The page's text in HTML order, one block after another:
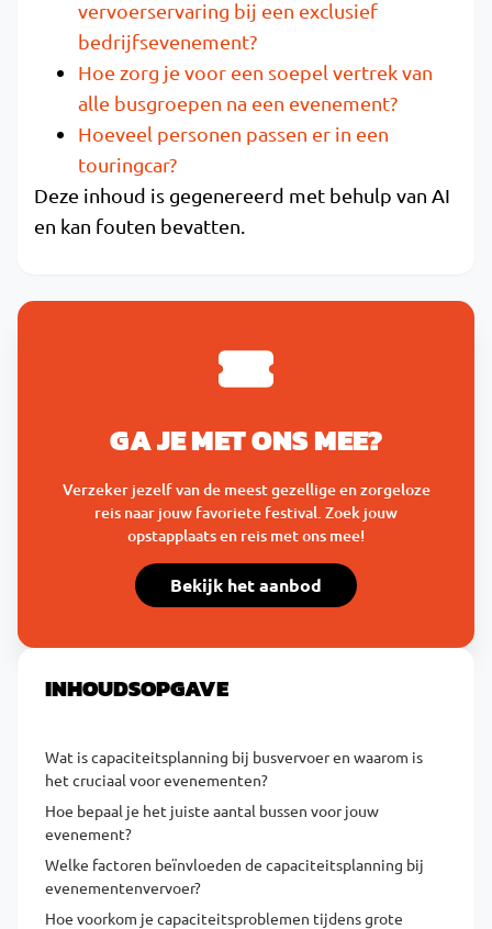
GA JE MET ONS MEE?
Verzeker jezelf van de meest gezellige en zorgeloze
reis naar jouw favoriete festival. Zoek jouw
opstapplaats en reis met ons mee!
Bekijk het aanbod
INHOUDSOPGAVE
Wat is capaciteitsplanning bij busvervoer en waarom is
het cruciaal voor evenementen?
Hoe bepaal je het juiste aantal bussen voor jouw
evenement?
Welke factoren beïnvloeden de capaciteitsplanning bij
evenementenvervoer?
Hoe voorkom je capaciteitsproblemen tijdens grote
vervoerservaring bij een exclusief
bedrijfsevenement?
Hoe zorg je voor een soepel vertrek van
alle busgroepen na een evenement?
Hoeveel personen passen er in een
touringcar?
Deze inhoud is gegenereerd met behulp van AI
en kan fouten bevatten.